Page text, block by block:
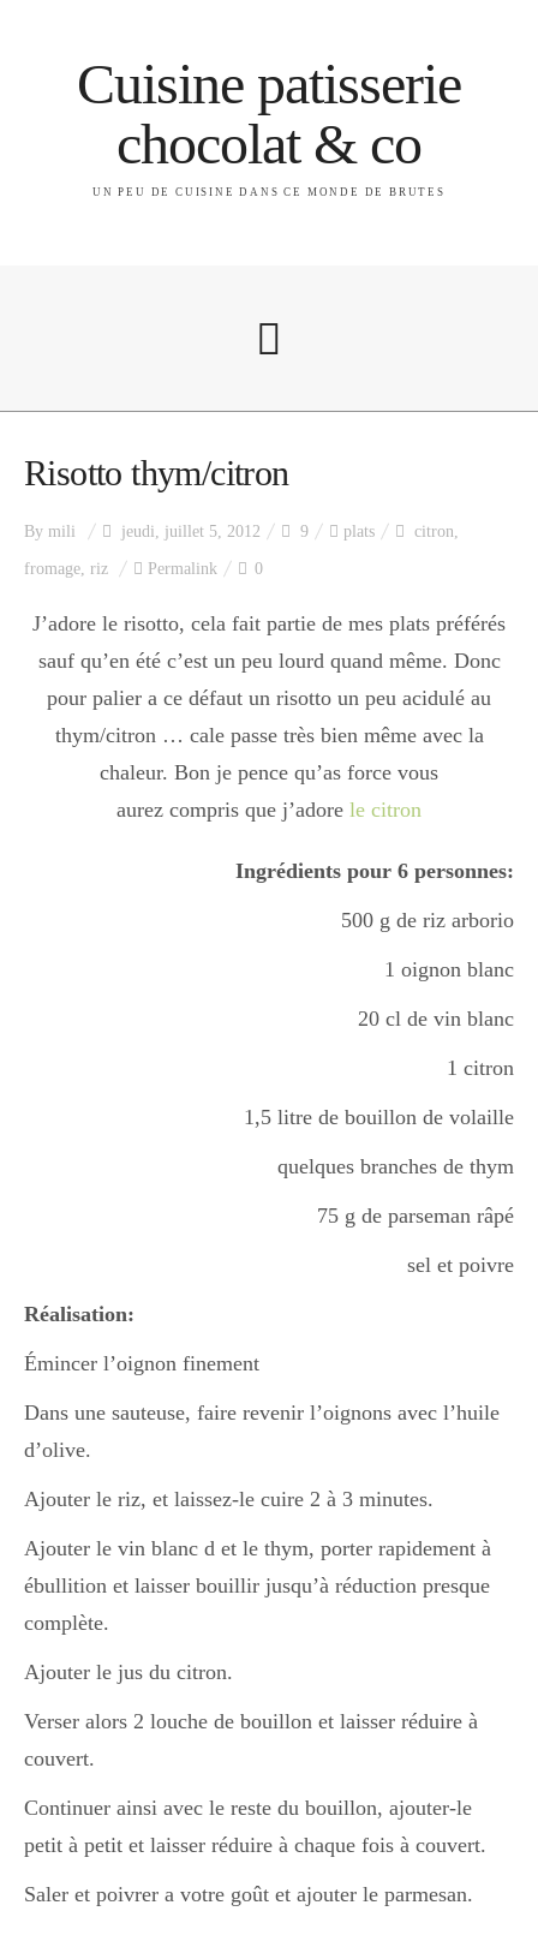
Cuisine patisserie
chocolat & co
UN PEU DE CUISINE DANS CE MONDE DE BRUTES
A propos
Index des recettes
Catégories
Apéro
Entrée
Boisson chaudes
Les classiques
Recettes Végétariennes
Resto
Tuto
Divers
Risotto thym/citron
By mili jeudi, juillet 5, 2012 9 plats citron,
fromage, riz Permalink 0
J’adore le risotto, cela fait partie de mes plats préférés
sauf qu’en été c’est un peu lourd quand même. Donc
pour palier a ce défaut un risotto un peu acidulé au
thym/citron … cale passe très bien même avec la
chaleur. Bon je pence qu’as force vous
aurez compris que j’adore le citron
Ingrédients pour 6 personnes:
500 g de riz arborio
1 oignon blanc
20 cl de vin blanc
1 citron
1,5 litre de bouillon de volaille
quelques branches de thym
75 g de parseman râpé
sel et poivre
Réalisation:
Émincer l’oignon finement
Dans une sauteuse, faire revenir l’oignons avec l’huile
d’olive.
Ajouter le riz, et laissez-le cuire 2 à 3 minutes.
Ajouter le vin blanc d et le thym, porter rapidement à
ébullition et laisser bouillir jusqu’à réduction presque
complète.
Ajouter le jus du citron.
Verser alors 2 louche de bouillon et laisser réduire à
couvert.
Continuer ainsi avec le reste du bouillon, ajouter-le
petit à petit et laisser réduire à chaque fois à couvert.
Saler et poivrer a votre goût et ajouter le parmesan.